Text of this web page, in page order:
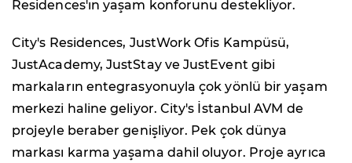
Residences'ın yaşam konforunu destekliyor.
City's Residences, JustWork Ofis Kampüsü,
JustAcademy, JustStay ve JustEvent gibi
markaların entegrasyonuyla çok yönlü bir yaşam
merkezi haline geliyor. City's İstanbul AVM de
projeyle beraber genişliyor. Pek çok dünya
markası karma yaşama dahil oluyor. Proje ayrıca